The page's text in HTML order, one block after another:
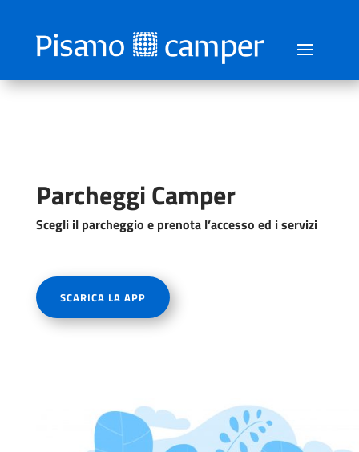
Parcheggi Camper
Scegli il parcheggio e prenota l’accesso ed i servizi
SCARICA LA APP